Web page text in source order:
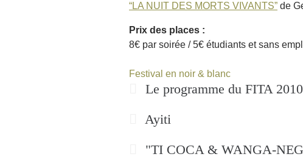
“LA NUIT DES MORTS VIVANTS” de
Prix des places :
8€ par soirée / 5€ étudiants et sans
Festival en noir & blanc
Le programme du FITA 2010
Ayiti
"TI COCA & WANGA-